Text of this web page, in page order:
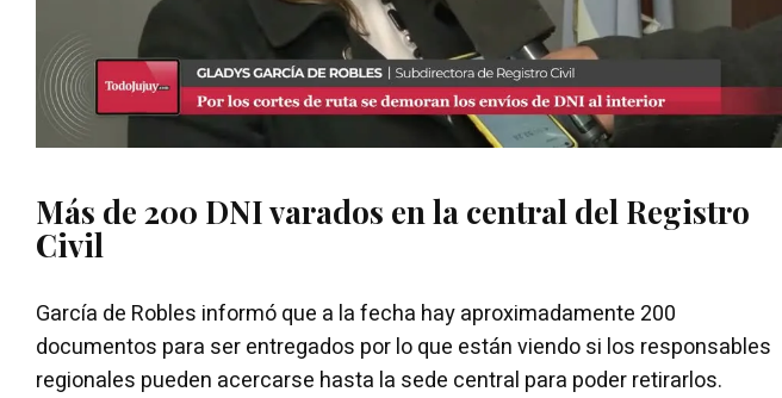
Más de 200 DNI varados en la central del Registro
Civil
García de Robles informó que a la fecha hay aproximadamente 200
documentos para ser entregados por lo que están viendo si los responsables
regionales pueden acercarse hasta la sede central para poder retirarlos.